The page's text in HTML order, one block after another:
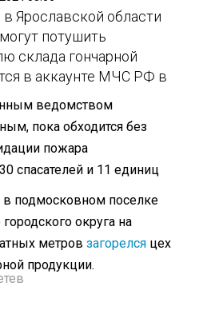
Ярославской области
потушить
склада гончарной
в аккаунте МЧС РФ в
ведомством
пока обходится без
пожара
спасателей и 11 единиц
в подмосковном поселке
округа на
метровзагорелся цех
продукции.